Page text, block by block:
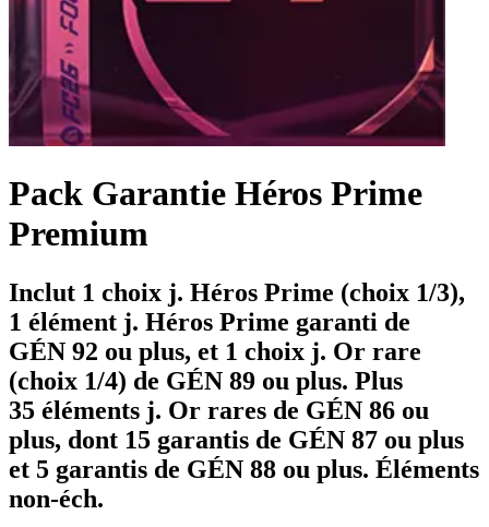
Pack Garantie Héros Prime
Premium
Inclut 1 choix j. Héros Prime (choix 1/3),
1 élément j. Héros Prime garanti de
GÉN 92 ou plus, et 1 choix j. Or rare
(choix 1/4) de GÉN 89 ou plus. Plus
35 éléments j. Or rares de GÉN 86 ou
plus, dont 15 garantis de GÉN 87 ou plus
et 5 garantis de GÉN 88 ou plus. Éléments
non-éch.